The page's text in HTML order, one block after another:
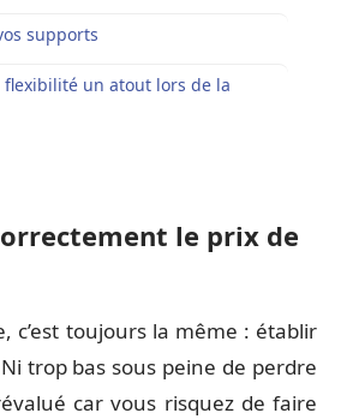
supports
flexibilité un atout lors de la
le prix de
c’est toujours la même : établir
trop bas sous peine de perdre
car vous risquez de faire